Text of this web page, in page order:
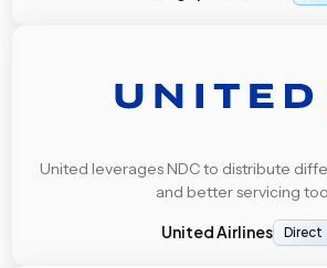
United leverages NDC to distribute
and better servicing
United Airlines Direct